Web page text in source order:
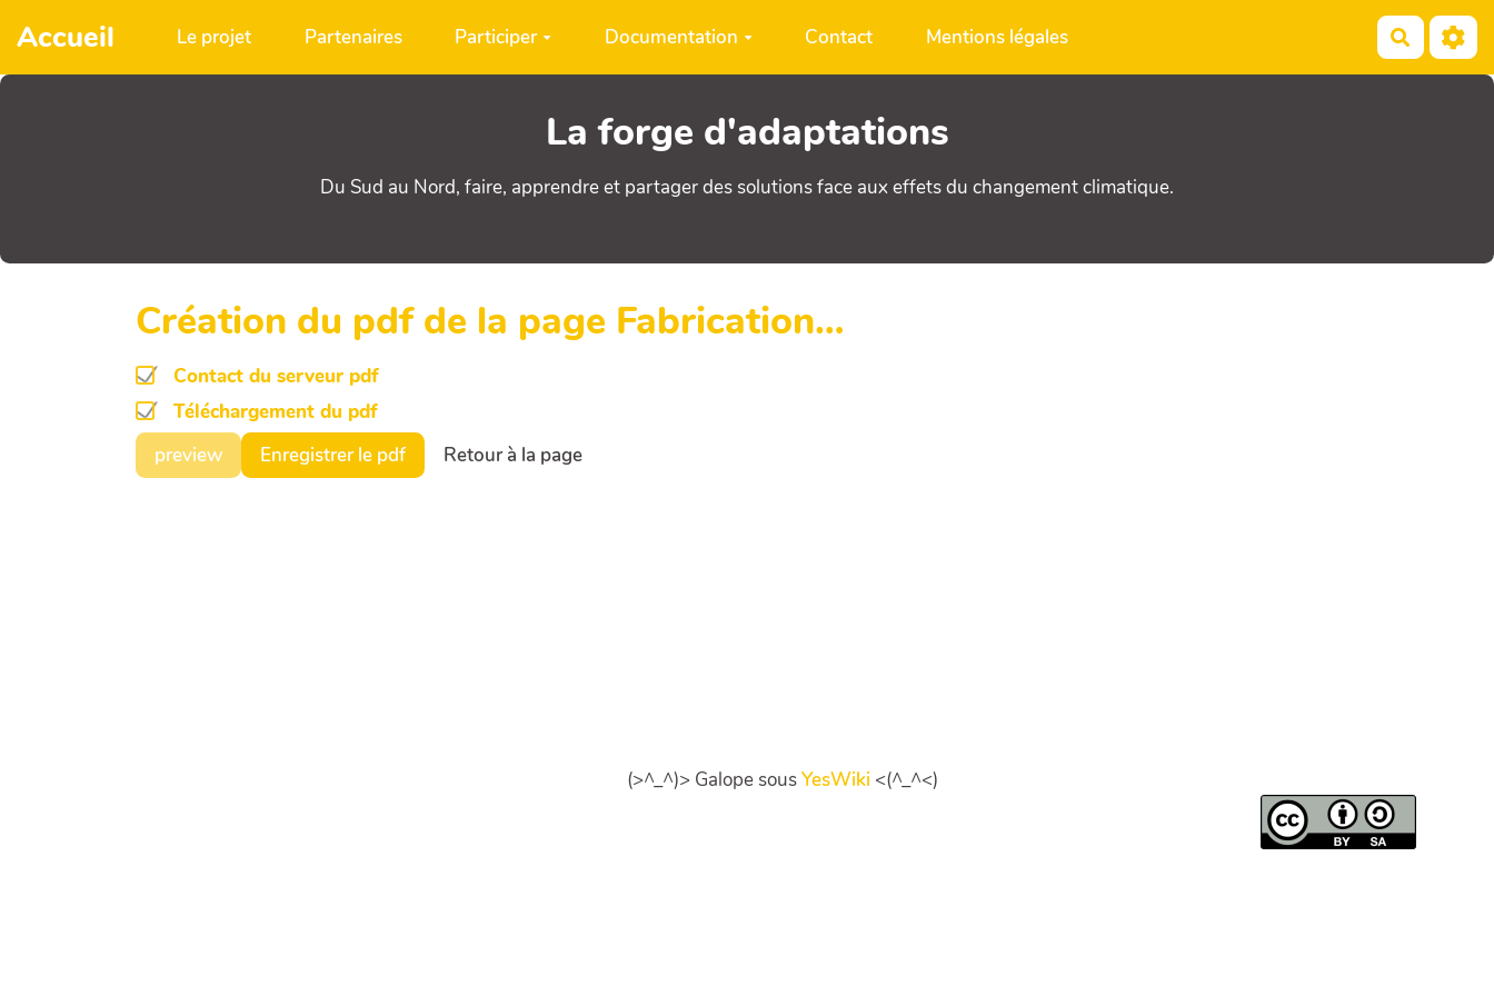
Aller au contenu principal
Accueil Le projet Partenaires Participer Documentation Contact Mentions légales
La forge d'adaptations
Du Sud au Nord, faire, apprendre et partager des solutions face aux effets du changement climatique.
Création du pdf de la page Fabrication…
Contact du serveur pdf
Téléchargement du pdf
preview
Enregistrer le pdf Retour à la page
(>^_^)> Galope sousYesWiki <(^_^<)